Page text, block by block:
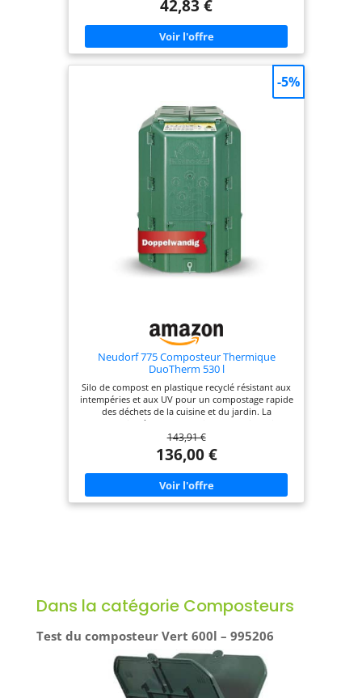
composteur offre une capacité optimale pour une
utilisation quotidienne, tout en restant discret
dans votre jardin, pour une intégration parfaite
Système thermique intelligent: Sa couleur noire
permet un développement thermique optimal à
d'aération à la surface du composteur favorisent
la décomposition naturelle des déchets Résistance
éprouvée: Conçu en polypropylène, un matériau
connu pour sa résistance, ce composteur est
également résistant aux intempéries et aux rayons
UV, garantissant ainsi sa durabilité
Caractéristiques techniques précises: Le
composteur présente des dimensions de L 61 cm x
P 61 cm x H 83 cm, lui permettant de s'adapter à
différents espaces. Sa couleur noire ajoute une
touche d'élégance à votre jardin
42,83 €
Neudorf 775 Composteur Thermique
DuoTherm 530 l
Silo de compost en plastique recyclé résistant aux
intempéries et aux UV pour un compostage rapide
des déchets de la cuisine et du jardin. La
construction à double paroi offre une isolation
thermique parfaite et accélère ainsi le processus
de compostage. Idéal pour les jardins de superficie
moyenne à grande. Le système d’enfichage
simplifie considérablement le montage. Capacité :
530 l - Dimensions : 82 x 82 x 115 cm.
143,91 €
136,00 €
-5%
Dans la catégorie Composteurs
Test du composteur Vert 600l – 995206